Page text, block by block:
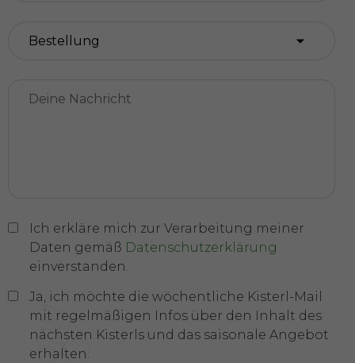
Ich erkläre mich zur Verarbeitung meiner
Daten gemäß Datenschutzerklärung
einverstanden.
Ja, ich möchte die wöchentliche Kisterl-Mail
mit regelmäßigen Infos über den Inhalt des
nächsten Kisterls und das saisonale Angebot
erhalten.